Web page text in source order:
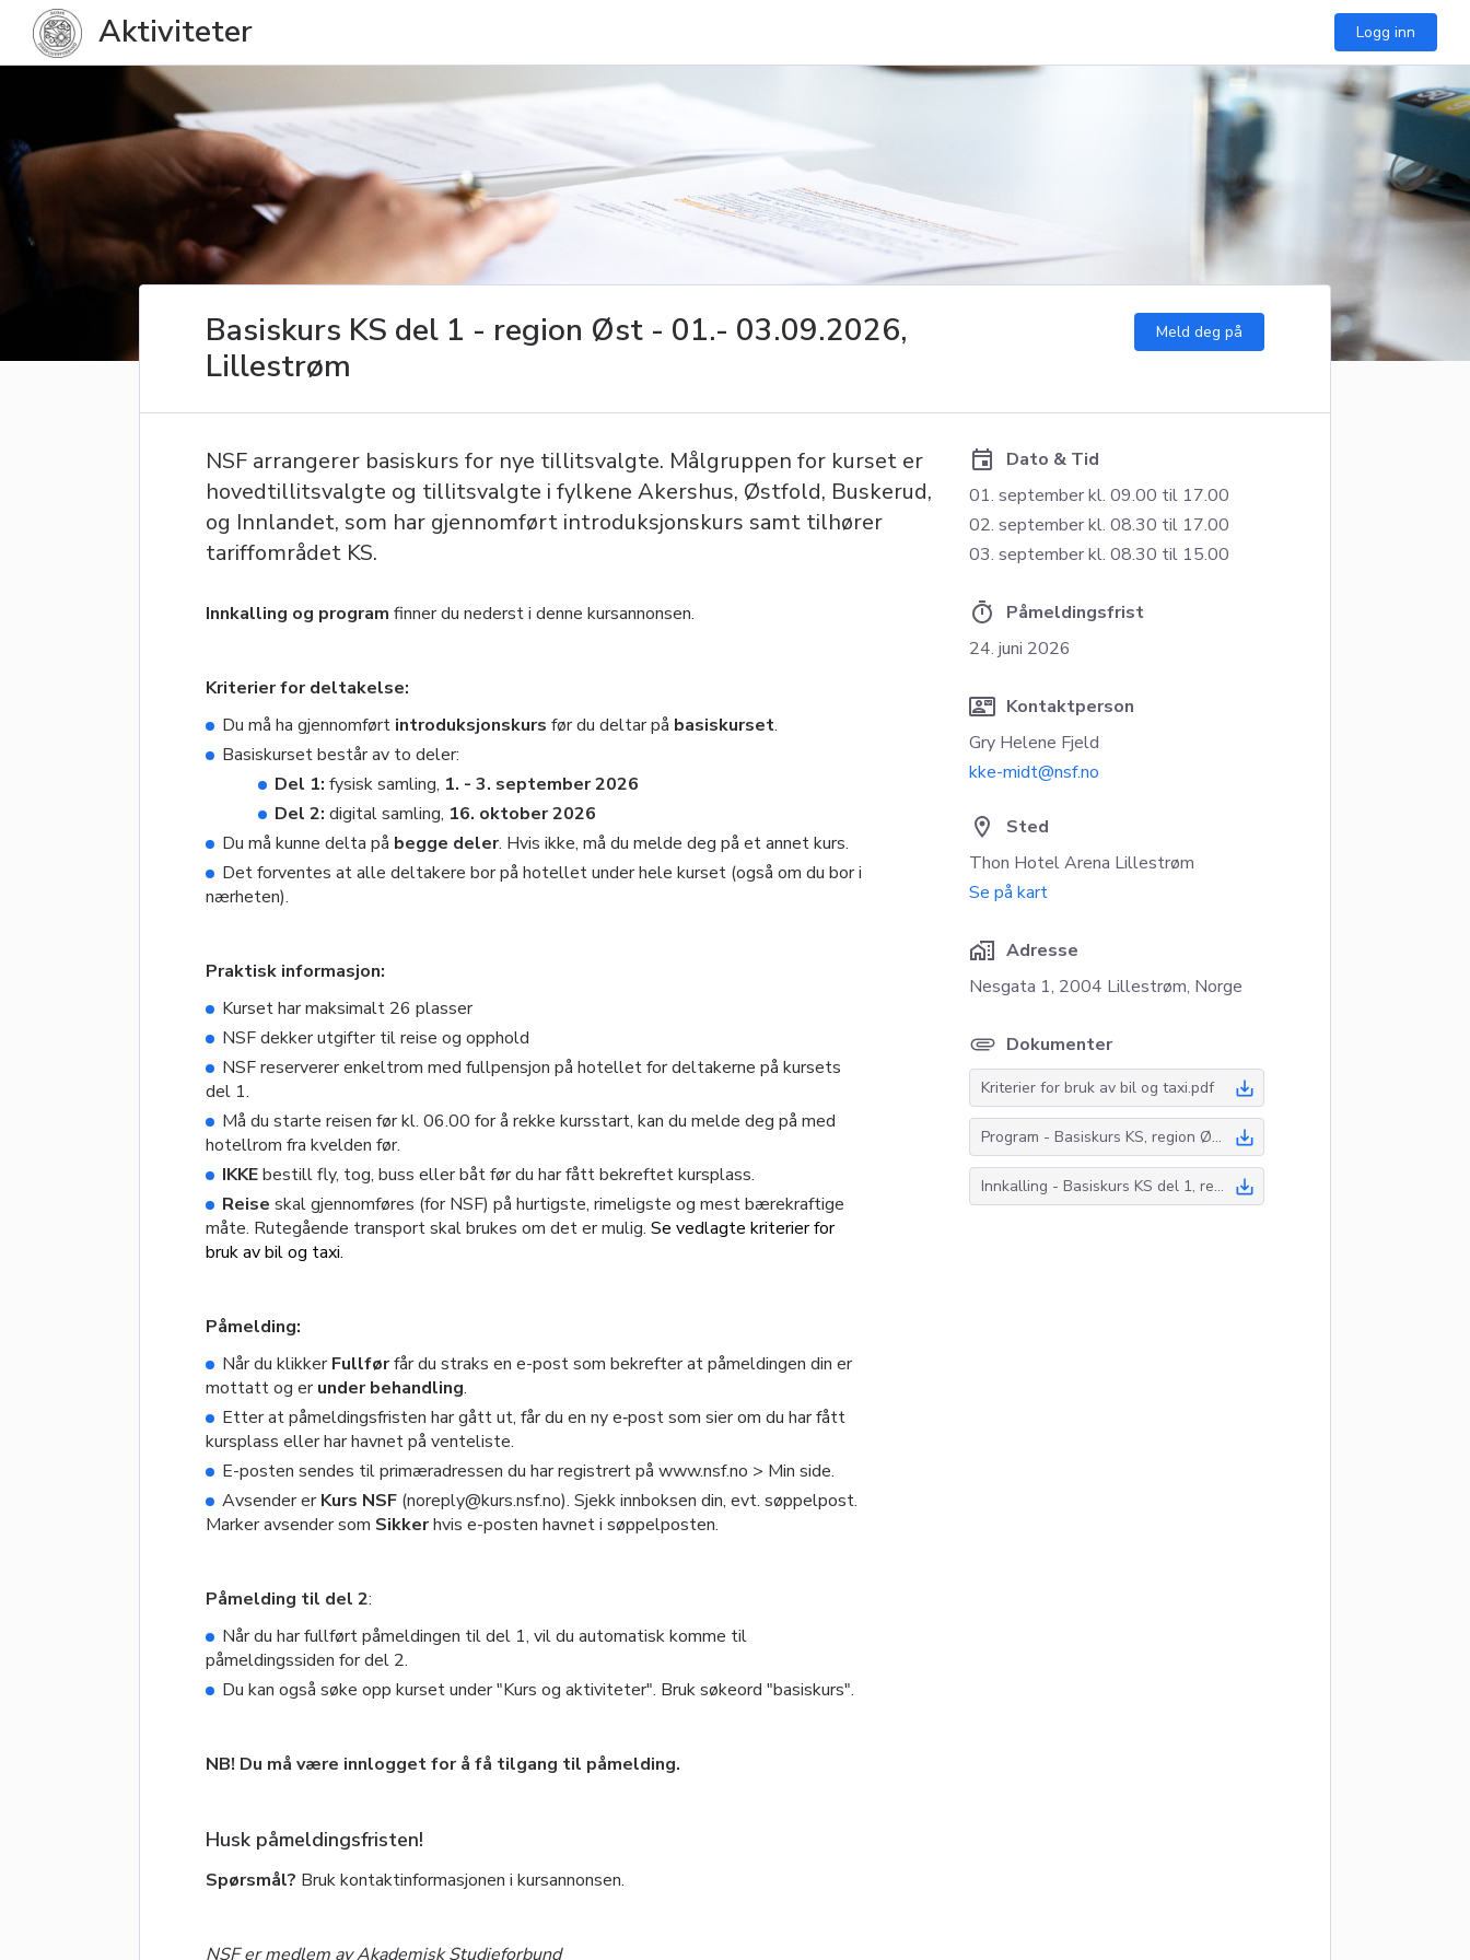
Aktiviteter Logg inn
Basiskurs KS del 1 - region Øst - 01.- 03.09.2026,
Lillestrøm
Meld deg på
NSF arrangerer basiskurs for nye tillitsvalgte. Målgruppen for kurset er
hovedtillitsvalgte og tillitsvalgte i fylkene Akershus, Østfold, Buskerud,
og Innlandet, som har gjennomført introduksjonskurs samt tilhører
tariffområdet KS.
Innkalling og program finner du nederst i denne kursannonsen.
Kriterier for deltakelse:
Du må ha gjennomført introduksjonskurs før du deltar på basiskurset.
Basiskurset består av to deler:
Del 1: fysisk samling, 1. - 3. september 2026
Del 2: digital samling, 16. oktober 2026
Du må kunne delta på begge deler. Hvis ikke, må du melde deg på et annet kurs.
Det forventes at alle deltakere bor på hotellet under hele kurset (også om du bor i
nærheten).
Praktisk informasjon:
Kurset har maksimalt 26 plasser
NSF dekker utgifter til reise og opphold
NSF reserverer enkeltrom med fullpensjon på hotelletfor deltakerne på kursets
del 1.
Må du starte reisen før kl. 06.00 for å rekke kursstart, kan du melde deg på med
hotellrom fra kvelden før.
IKKEbestill fly, tog, buss eller båt før du har fått bekreftet kursplass.
Reise skal gjennomføres (for NSF) på hurtigste, rimeligste og mest bærekraftige
måte. Rutegående transport skal brukes om det er mulig. Se vedlagte kriterier for
bruk av bil og taxi.
Påmelding:
Når du klikkerFullførfår du straks en e-post som bekrefter at påmeldingen din er
mottatt og erunder behandling.
Etter at påmeldingsfristen har gått ut, får du en ny e‑post som sier om du har fått
kursplass eller har havnet på venteliste.
E-posten sendes til primæradressen du har registrert på www.nsf.no > Min side.
Avsender erKurs NSF (noreply@kurs.nsf.no). Sjekk innboksen din, evt. søppelpost.
Marker avsender som Sikkerhvis e-posten havnet i søppelposten.
Påmelding til del 2:
Når du har fullført påmeldingen til del 1, vil du automatisk komme til
påmeldingssiden for del 2.
Du kan også søke opp kurset under "Kurs og aktiviteter". Bruk søkeord "basiskurs".
NB! Du må være innlogget for å få tilgang til påmelding.
Husk påmeldingsfristen!
Spørsmål? Bruk kontaktinformasjonen i kursannonsen.
NSF er medlem av Akademisk Studieforbund
event
Dato & Tid
01. septemberkl. 09.00 til 17.00
02. septemberkl. 08.30 til 17.00
03. septemberkl. 08.30 til 15.00
timer
Påmeldingsfrist
24. juni 2026
contact_mail Kontaktperson
Gry Helene Fjeld
kke-midt@nsf.no
location_on
Sted
Thon Hotel Arena Lillestrøm
Se på kart
home_work Adresse
Nesgata 1, 2004 Lillestrøm, Norge
attachment Dokumenter
Kriterier for bruk av bil og taxi.pdf save_alt
Program - Basiskurs KS, region Øst, 01-03.09.2026 og 16.10.2026 .pdf save_alt
Innkalling - Basiskurs KS del 1, region Øst, 01-03.09 +16.10.2026.pdf save_alt